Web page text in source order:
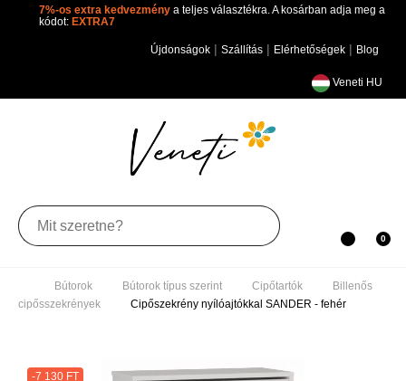
7%-os extra kedvezménya teljes választékra. A kosárban adja
meg a kódot:
Újdonságok|Szállítás| Elérhetőségek| Blog
Veneti HU
0
Toggle
navigation
- fehér